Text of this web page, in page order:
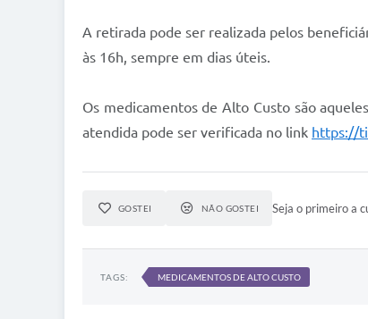
A retirada pode ser realizada pelos
às 16h, sempre em dias úteis.
Os medicamentos de Alto Custo são
atendida pode ser verificada no link https://
GOSTEI NÃO GOSTEI Seja o primeiro a
TAGS: MEDICAMENTOS DE ALTO CUSTO